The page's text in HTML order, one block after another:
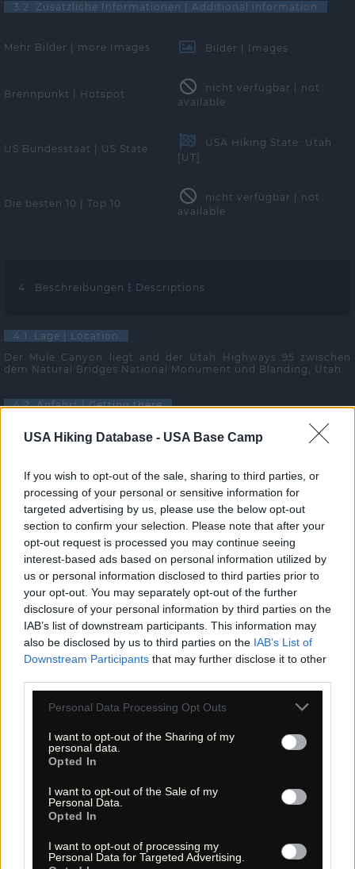
USA Hiking Database - USA Base Camp
If you wish to opt-out of the sale, sharing to third parties, or
processing of your personal or sensitive information for
targeted advertising by us, please use the below opt-out
section to confirm your selection. Please note that after your
opt-out request is processed you may continue seeing
interest-based ads based on personal information utilized by
us or personal information disclosed to third parties prior to
your opt-out. You may separately opt-out of the further
disclosure of your personal information by third parties on the
IAB’s list of downstream participants. This information may
also be disclosed by us to third parties on the IAB’s List of
Downstream Participants that may further disclose it to other
Please note that this website/app uses one or more Google
not limited to your visit or usage behaviour. You may click to
grant or deny consent to Google and its third-party tags to
use your data for below specified purposes in below Google
consent section.
Personal Data Processing Opt Outs
I want to opt-out of the Sharing of my
personal data.
Opted In
I want to opt-out of the Sale of my
Personal Data.
Opted In
I want to opt-out of processing my
Personal Data for Targeted Advertising.
3.2 Zusätzliche Informationen | Additional information
Mehr Bilder | more Images Bilder | Images
Brennpunkt | Hotspot
nicht verfügbar | not
available
US Bundesstaat | US State
USA Hiking State: Utah
[UT]
Die besten 10 | Top 10
nicht verfügbar | not
available
4. Beschreibungen Descriptions
4.1 Lage | Location
Der Mule Canyon liegt and der Utah Highways 95 zwischen
dem Natural Bridges National Monument und Blanding, Utah.
4.2 Anfahrt | Getting there
Biegen Sie von der 95er in die ungeteerte, jedoch von jedem
PKW zu bewältigende Zufahrt ein (GPS-Koordinaten siehe
4.3 Wanderung | Hike
Von der Straße geht es Richtung Nordosten in den
wunderschönen Canyon. Eine einfache Familienwanderung.
Nach 1,45 km verpassen Sie bitte nicht die Indianerruinen
rechts oben, weitere kommen nach 3,15 und 4 km. Eine
interessante Abwechslung zum Canyon. Man kann sich das
Indianerleben der früheren Zeit gut vorstellen.
Hiking maps
Nachfolgend finden Sie zwei Wanderkarten:
(Strassenkarte - topographische Karte - Satellit | Street
Map - Topo Map - Satellit)
5.2 Topografische Wanderkarte
Die interaktive Wanderkarte bietet Ihnen die Möglichkeiten,
bei der Beurteilung und Planung der Wanderungen z.B.
Satelliten-Aufnahmen anzusehen, in der Topografie zu zoomen
und das weitere Umfeld zu begutachten und zu erkunden.
Die topografische Karte kann gedruckt (8. Druck | Printing)
und mit in die USA genommen werden, um sich bei der